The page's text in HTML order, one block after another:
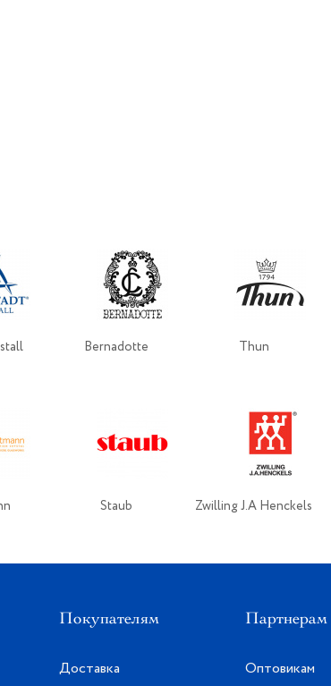
Bernadotte Thun
Staub Zwilling J.A Henckels
Покупателям
Доставка
Партнерам
Оптовикам